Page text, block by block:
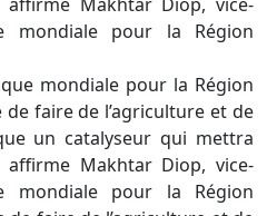
mondiale pour la Région
mondiale pour la Région
de faire de l’agriculture et de
un catalyseur qui mettra
Makhtar Diop, vice-
mondiale pour la Région